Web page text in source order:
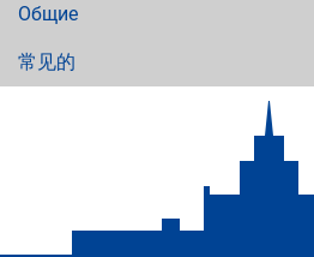
Общие
常见的